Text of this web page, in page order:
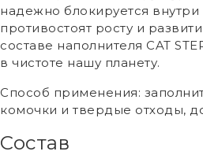
надежно блокируется
противостоят росту и
составе наполнителя CAT
в чистоте нашу планету.
Способ применения:
комочки и твердые отходы,
Состав